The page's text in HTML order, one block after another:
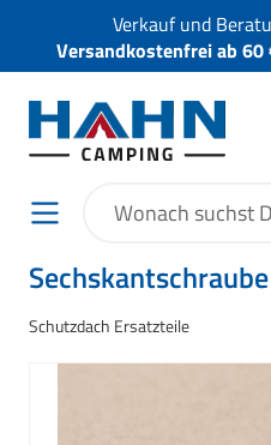
Verkauf und
Versandkostenfrei ab
Schutzdach Ersatzteile